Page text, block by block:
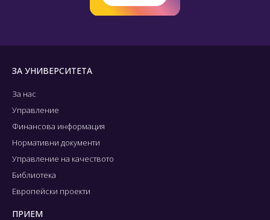
ЗА УНИВЕРСИТЕТА
За нас
Управление
Финансова информация
Нормативни документи
Управление на качеството
Библиотека
Европейски проекти
ПРИЕМ